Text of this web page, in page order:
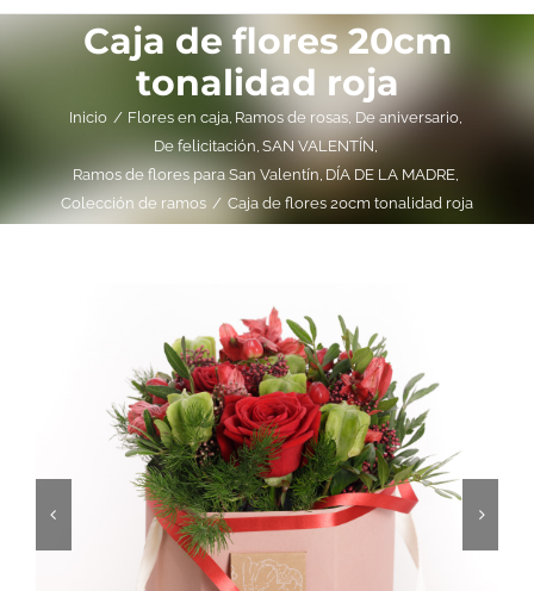
Caja de flores 20cm
tonalidad roja
Inicio Flores en caja Ramos de rosas De aniversario
De felicitación SAN VALENTÍN
Ramos de flores para San Valentín DÍA DE LA MADRE
Colección de ramos
Caja de flores 20cm tonalidad roja